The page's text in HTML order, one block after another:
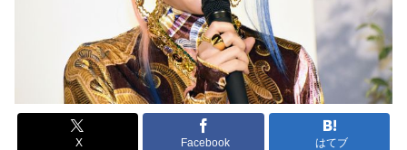
X Facebook はてブ